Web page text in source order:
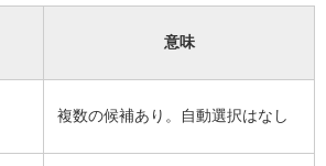
意味
複数の候補あり。自動選択はなし